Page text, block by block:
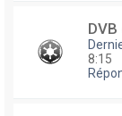
8:15